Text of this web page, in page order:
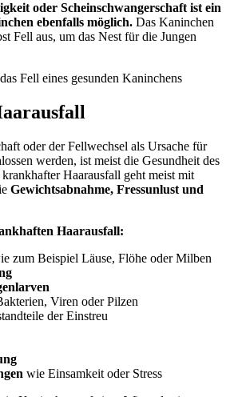
oder Scheinschwangerschaft ist ein
ebenfalls möglich. Das Kaninchen
Fell aus, um das Nest für die Jungen
oder der Fellwechsel als Ursache für
werden, ist meist die Gesundheit des
Haarausfall geht meist mit
Gewichtsabnahme, Fressunlust und
Haarausfall:
zum Beispiel Läuse, Flöhe oder Milben
Viren oder Pilzen
der Einstreu
wie Einsamkeit oder Stress